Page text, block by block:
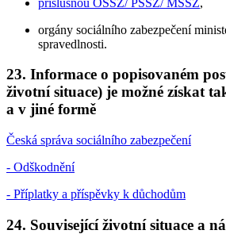
orgány sociálního zabezpečení
spravedlnosti.
23. Informace o popisovaném
životní situace) je možné získat
a v jiné formě
Česká správa sociálního zabezpečení
- Odškodnění
- Příplatky a příspěvky k důchodům
24. Související životní situace a